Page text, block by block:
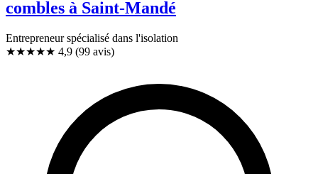
combles à Saint-Mandé
Entrepreneur spécialisé dans l'isolation
★★★★★ 4,9 (99 avis)